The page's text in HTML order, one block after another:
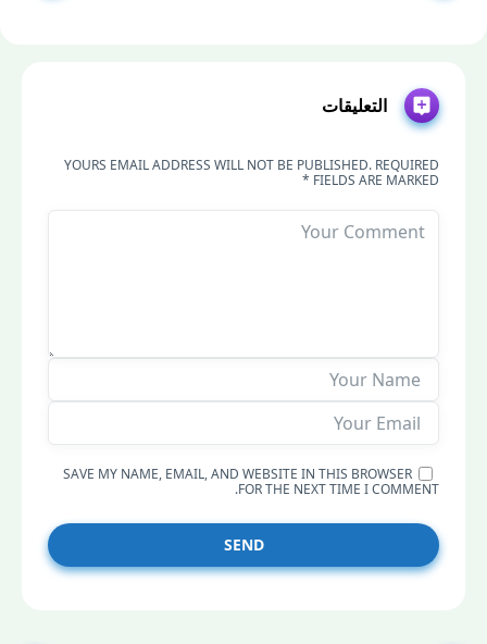
التعليقات
YOURS EMAIL ADDRESS WILL NOT BE PUBLISHED. REQUIRED
FIELDS ARE MARKED *
SAVE MY NAME, EMAIL, AND WEBSITE IN THIS BROWSER
FOR THE NEXT TIME I COMMENT.
SEND